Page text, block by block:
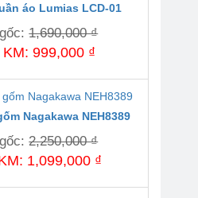
áo Lumias LCD-01
1,690,000 ₫
KM: 999,000 ₫
Nagakawa NEH8389
2,250,000 ₫
1,099,000 ₫